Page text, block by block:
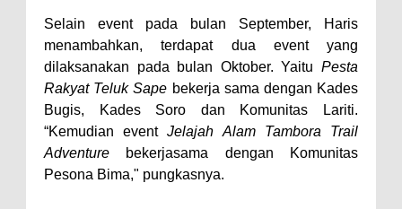
dan Penguatan Kolaborasi
Wali Kota Bima Hadiri Rakornas
Kelautan dan Perikanan
Pemkot Jawab Pandangan
Umum Fraksi DPRD terhadap
Raperda Pertanggungjawaban
Pelaksanaan APBD Kota Bima
Selain event pada bulan September, Haris
menambahkan, terdapat dua event yang
dilaksanakan pada bulan Oktober. Yaitu Pesta
Rakyat Teluk Sape bekerja sama dengan Kades
Bugis, Kades Soro dan Komunitas Lariti.
“Kemudian eventJelajah Alam Tambora Trail
Adventure bekerjasama dengan Komunitas
Pesona Bima," pungkasnya.